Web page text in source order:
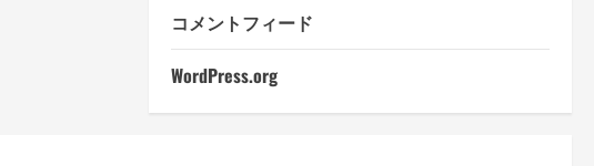
コメントフィード
WordPress.org